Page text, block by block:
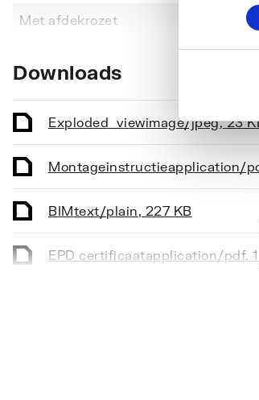
Met afdekrozet
Maat aansluiting aanvoer
Afgaande aansluiting
Maat afgaande aansluiting
Uitvoering inbouwstopkraan
Materiaal kraan
Downloads
Exploded_viewimage/jpeg,23
Montageinstructieapplication/
BIMtext/plain, 227 KB
EPD certificaatapplication/pdf,